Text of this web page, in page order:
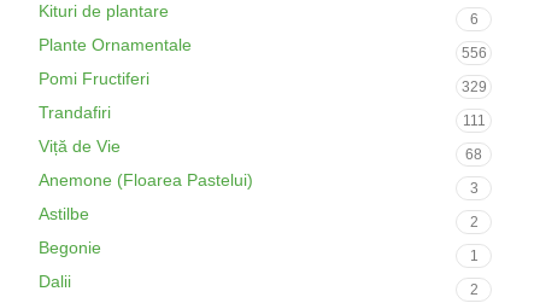
Kituri de plantare 6
Plante Ornamentale 556
Pomi Fructiferi 329
Trandafiri 111
Viță de Vie 68
Anemone (Floarea Pastelui) 3
Astilbe 2
Begonie 1
Dalii 2